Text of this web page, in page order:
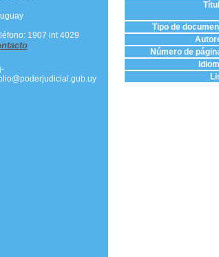
Tipo de
Número de
1907 int 4029